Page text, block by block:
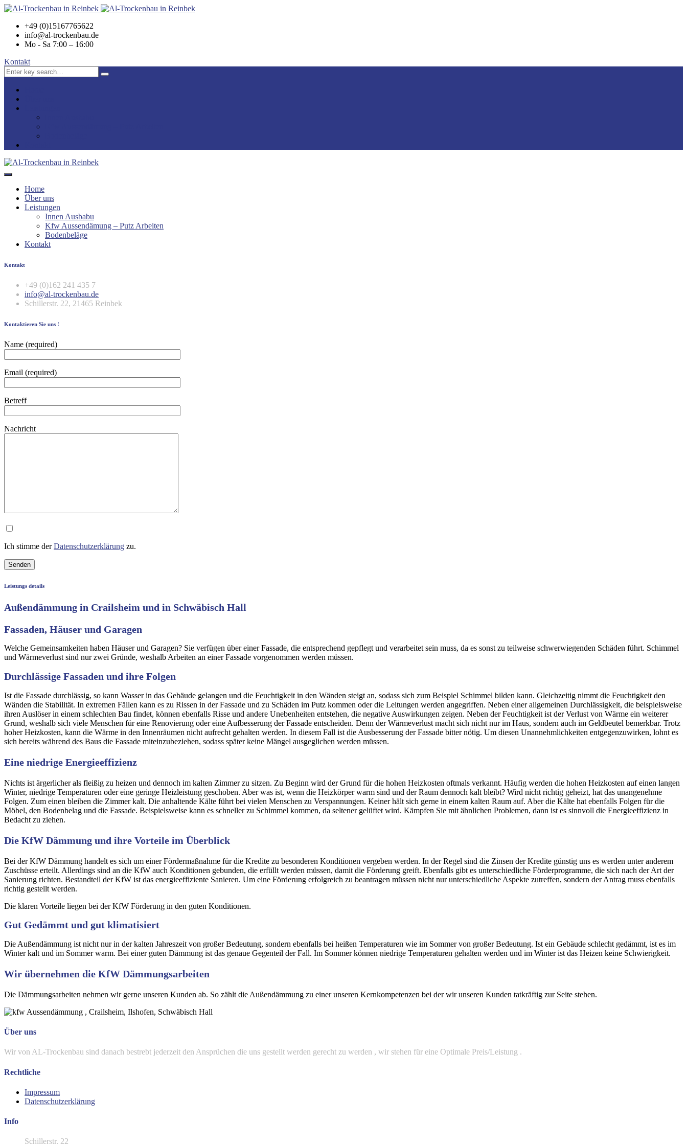
+49 (0)15167765622
info@al-trockenbau.de
Mo - Sa 7:00 – 16:00
Kontakt
Home
Über uns
Leistungen
Innen Ausbabu
Kfw Aussendämung – Putz Arbeiten
Bodenbeläge
Kontakt
Kontakt
+49 (0)162 241 435 7
info@al-trockenbau.de
Schillerstr. 22, 21465 Reinbek
Kontaktieren Sie uns !
Name (required)
Email (required)
Betreff
Nachricht
Ich stimme derDatenschutzerklärung zu.
Leistungs details
Außendämmung in Crailsheim und in Schwäbisch Hall
Fassaden, Häuser und Garagen
Welche Gemeinsamkeiten haben Häuser und Garagen? Sie verfügen über einer Fassade, die entsprechend gepflegt und verarbeitet sein muss, da es sonst zu teilweise schwerwiegenden Schäden führt. Schimmel
und Wärmeverlust sind nur zwei Gründe, weshalb Arbeiten an einer Fassade vorgenommen werden müssen.
Durchlässige Fassaden und ihre Folgen
Ist die Fassade durchlässig, so kann Wasser in das Gebäude gelangen und die Feuchtigkeit in den Wänden steigt an, sodass sich zum Beispiel Schimmel bilden kann. Gleichzeitig nimmt die Feuchtigkeit den
Wänden die Stabilität. In extremen Fällen kann es zu Rissen in der Fassade und zu Schäden im Putz kommen oder die Leitungen werden angegriffen. Neben einer allgemeinen Durchlässigkeit, die beispielsweise
ihren Auslöser in einem schlechten Bau findet, können ebenfalls Risse und andere Unebenheiten entstehen, die negative Auswirkungen zeigen. Neben der Feuchtigkeit ist der Verlust von Wärme ein weiterer
Grund, weshalb sich viele Menschen für eine Renovierung oder eine Aufbesserung der Fassade entscheiden. Denn der Wärmeverlust macht sich nicht nur im Haus, sondern auch im Geldbeutel bemerkbar. Trotz
hoher Heizkosten, kann die Wärme in den Innenräumen nicht aufrecht gehalten werden. In diesem Fall ist die Ausbesserung der Fassade bitter nötig. Um diesen Unannehmlichkeiten entgegenzuwirken, lohnt es
sich bereits während des Baus die Fassade miteinzubeziehen, sodass später keine Mängel ausgeglichen werden müssen.
Eine niedrige Energieeffizienz
Nichts ist ärgerlicher als fleißig zu heizen und dennoch im kalten Zimmer zu sitzen. Zu Beginn wird der Grund für die hohen Heizkosten oftmals verkannt. Häufig werden die hohen Heizkosten auf einen langen
Winter, niedrige Temperaturen oder eine geringe Heizleistung geschoben. Aber was ist, wenn die Heizkörper warm sind und der Raum dennoch kalt bleibt? Wird nicht richtig geheizt, hat das unangenehme
Folgen. Zum einen bleiben die Zimmer kalt. Die anhaltende Kälte führt bei vielen Menschen zu Verspannungen. Keiner hält sich gerne in einem kalten Raum auf. Aber die Kälte hat ebenfalls Folgen für die
Möbel, den Bodenbelag und die Fassade. Beispielsweise kann es schneller zu Schimmel kommen, da seltener gelüftet wird. Kämpfen Sie mit ähnlichen Problemen, dann ist es sinnvoll die Energieeffizienz in
Bedacht zu ziehen.
Die KfW Dämmung und ihre Vorteile im Überblick
Bei der KfW Dämmung handelt es sich um einer Fördermaßnahme für die Kredite zu besonderen Konditionen vergeben werden. In der Regel sind die Zinsen der Kredite günstig uns es werden unter anderem
Zuschüsse erteilt. Allerdings sind an die KfW auch Konditionen gebunden, die erfüllt werden müssen, damit die Förderung greift. Ebenfalls gibt es unterschiedliche Förderprogramme, die sich nach der Art der
Sanierung richten. Bestandteil der KfW ist das energieeffiziente Sanieren. Um eine Förderung erfolgreich zu beantragen müssen nicht nur unterschiedliche Aspekte zutreffen, sondern der Antrag muss ebenfalls
richtig gestellt werden.
Die klaren Vorteile liegen bei der KfW Förderung in den guten Konditionen.
Gut Gedämmt und gut klimatisiert
Die Außendämmung ist nicht nur in der kalten Jahreszeit von großer Bedeutung, sondern ebenfalls bei heißen Temperaturen wie im Sommer von großer Bedeutung. Ist ein Gebäude schlecht gedämmt, ist es im
Winter kalt und im Sommer warm. Bei einer guten Dämmung ist das genaue Gegenteil der Fall. Im Sommer können niedrige Temperaturen gehalten werden und im Winter ist das Heizen keine Schwierigkeit.
Wir übernehmen die KfW Dämmungsarbeiten
Die Dämmungsarbeiten nehmen wir gerne unseren Kunden ab. So zählt die Außendämmung zu einer unseren Kernkompetenzen bei der wir unseren Kunden tatkräftig zur Seite stehen.
Über uns
Wir von AL-Trockenbau sind danach bestrebt jederzeit den Ansprüchen die uns gestellt werden gerecht zu werden , wir stehen für eine Optimale Preis/Leistung .
Rechtliche
Impressum
Datenschutzerklärung
Info
Schillerstr. 22